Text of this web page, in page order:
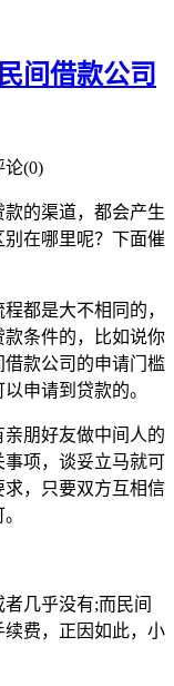
间借款公司
论(0)
的渠道，都会产生
在哪里呢？下面催
都是大不相同的，
款条件的，比如说你
款公司的申请门槛
申请到贷款的。
朋好友做中间人的
项，谈妥立马就可
，只要双方互相信
几乎没有;而民间
费，正因如此，小